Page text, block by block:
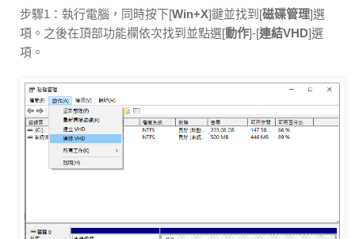
步驟1：執行電腦，同時按下[Win+X]鍵並找到[磁碟管理]選
項。之後在頂部功能欄依次找到並點選[動作]-[連結VHD]選
項。